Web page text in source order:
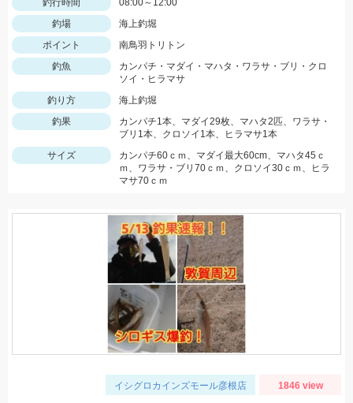
釣行時間
08:00～12:00
釣場
海上釣堀
ポイント
南鳥羽トリトン
釣魚
カンパチ・マダイ・マハタ・ワラサ・ブリ・クロ
ソイ・ヒラマサ
釣り方
海上釣堀
釣果
カンパチ1本、マダイ29枚、マハタ2匹、ワラサ・
ブリ1本、クロソイ1本、ヒラマサ1本
サイズ
カンパチ60ｃｍ、マダイ最大60cm、マハタ45ｃ
ｍ、ワラサ・ブリ70ｃｍ、クロソイ30ｃｍ、ヒラ
マサ70ｃｍ
イシグロカインズモール彦根店 1846 view